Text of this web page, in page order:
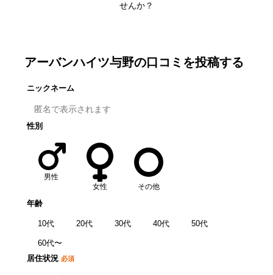
せんか？
アーバンハイツ与野の口コミを投稿する
ニックネーム
性別
男性
女性
その他
年齢
10代 20代 30代 40代 50代
60代〜
居住状況 必須